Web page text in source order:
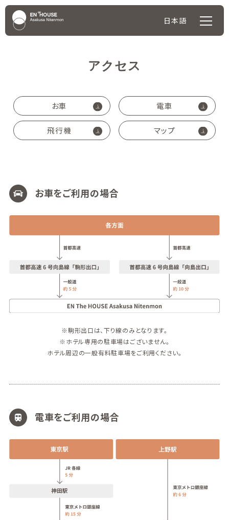
日本語
アクセス
お車 電車
飛行機 マップ
お車をご利用の場合
※駒形出口は、下り線のみとなります。
※ホテル専用の駐車場はございません。
ホテル周辺の一般有料駐車場をご利用ください。
電車をご利用の場合